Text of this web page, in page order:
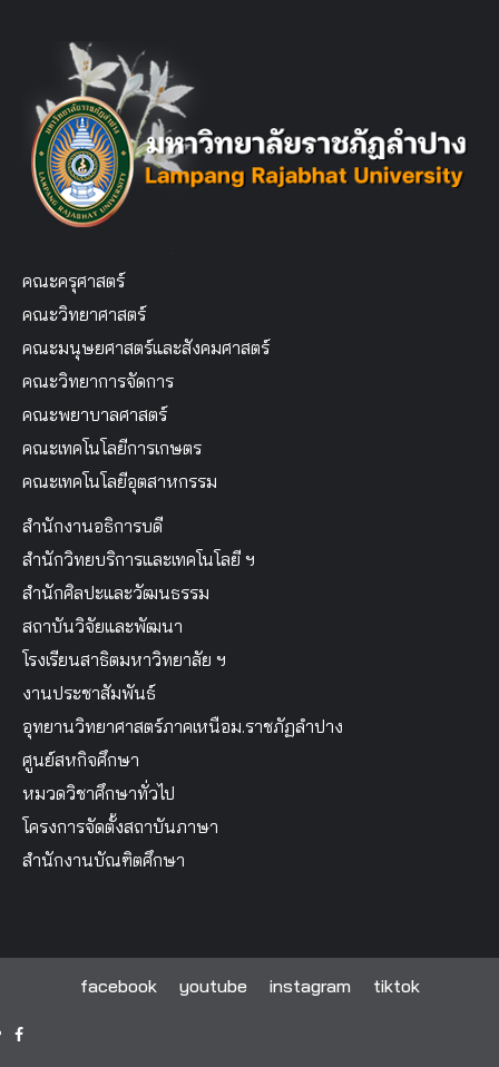
คณะครุศาสตร์
คณะวิทยาศาสตร์
คณะมนุษยศาสตร์และสังคมศาสตร์
คณะวิทยาการจัดการ
คณะพยาบาลศาสตร์
คณะเทคโนโลยีการเกษตร
คณะเทคโนโลยีอุตสาหกรรม
สำนักงานอธิการบดี
สำนักวิทยบริการและเทคโนโลยี ฯ
สำนักศิลปะและวัฒนธรรม
สถาบันวิจัยและพัฒนา
โรงเรียนสาธิตมหาวิทยาลัย ฯ
งานประชาสัมพันธ์
อุทยานวิทยาศาสตร์ภาคเหนือม.ราชภัฏลำปาง
ศูนย์สหกิจศึกษา
หมวดวิชาศึกษาทั่วไป
โครงการจัดตั้งสถาบันภาษา
สำนักงานบัณฑิตศึกษา
facebook youtube instagram tiktok
facebook